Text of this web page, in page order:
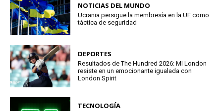
NOTICIAS DEL MUNDO
Ucrania persigue la membresía en la UE como
táctica de seguridad
DEPORTES
Resultados de The Hundred 2026: MI London
resiste en un emocionante igualada con
London Spirit
TECNOLOGÍA